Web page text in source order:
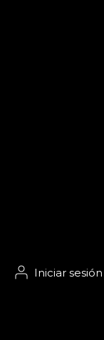
Iniciar sesión